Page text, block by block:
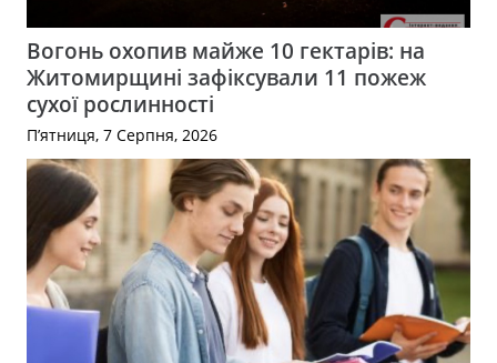
Вогонь охопив майже 10 гектарів: на
Житомирщині зафіксували 11 пожеж
сухої рослинності
П’ятниця, 7 Серпня, 2026